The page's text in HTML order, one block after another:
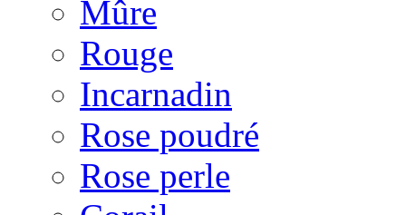
Mûre
Rouge
Incarnadin
Rose poudré
Rose perle